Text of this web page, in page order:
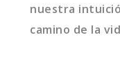
nuestra
camino de la